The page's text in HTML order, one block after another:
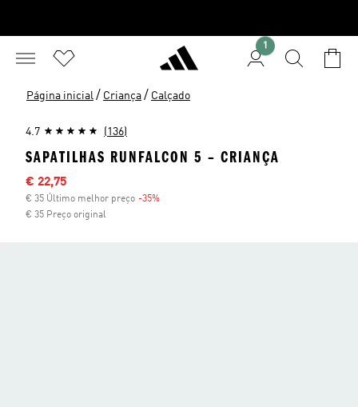
1
Página inicial / Criança / Calçado
4.7 (136)
SAPATILHAS RUNFALCON 5 – CRIANÇA
Preço com desconto
€ 22,75
€ 35 Último melhor preço -35%
€ 35 Preço original